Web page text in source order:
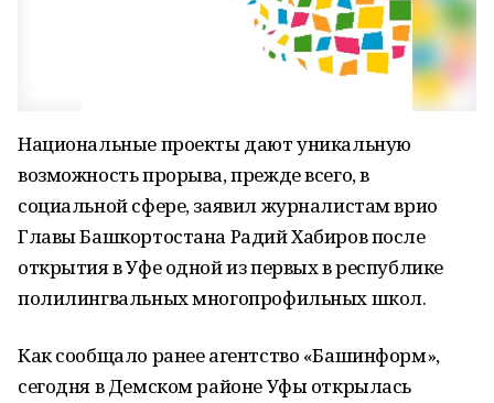
Национальные проекты дают уникальную
возможность прорыва, прежде всего, в
социальной сфере, заявил журналистам врио
Главы Башкортостана Радий Хабиров после
открытия в Уфе одной из первых в республике
полилингвальных многопрофильных школ.
Как сообщало ранее агентство «Башинформ»,
сегодня в Демском районе Уфы открылась